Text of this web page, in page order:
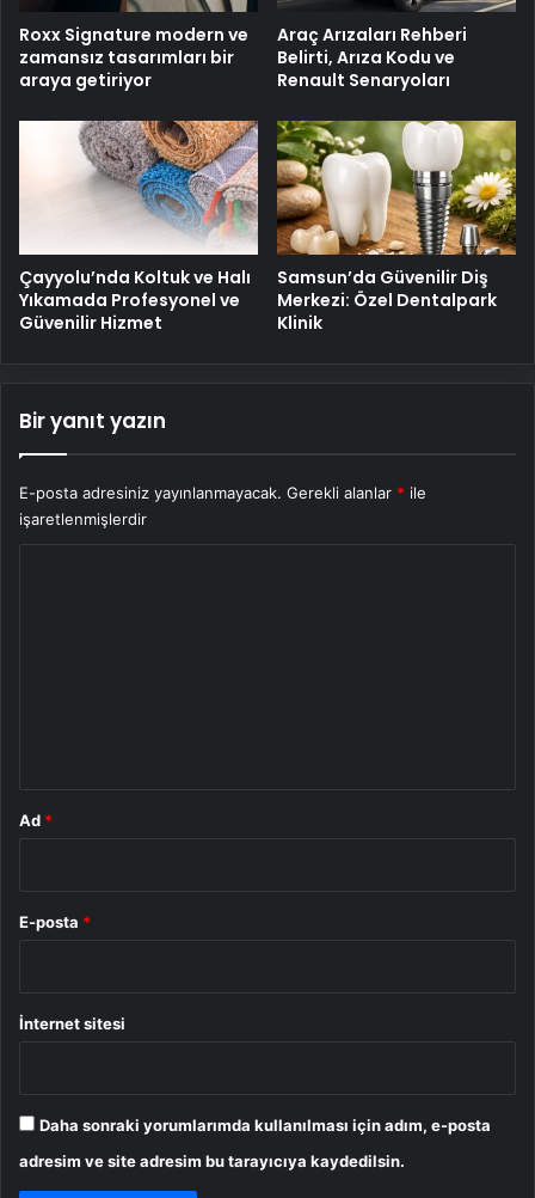
Roxx Signature modern ve
zamansız tasarımları bir
araya getiriyor
Araç Arızaları Rehberi
Belirti, Arıza Kodu ve
Renault Senaryoları
Çayyolu’nda Koltuk ve Halı
Yıkamada Profesyonel ve
Güvenilir Hizmet
Samsun’da Güvenilir Diş
Merkezi: Özel Dentalpark
Klinik
Bir yanıt yazın
E-posta adresiniz yayınlanmayacak. Gerekli alanlar * ile
işaretlenmişlerdir
Ad *
E-posta *
İnternet sitesi
Daha sonraki yorumlarımda kullanılması için adım, e-posta
adresim ve site adresim bu tarayıcıya kaydedilsin.